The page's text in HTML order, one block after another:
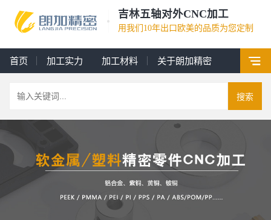
吉林五轴对外CNC加工
用我们10年出口欧美的品质为您定制
首页 加工实力 加工材料 关于朗加精密
搜索